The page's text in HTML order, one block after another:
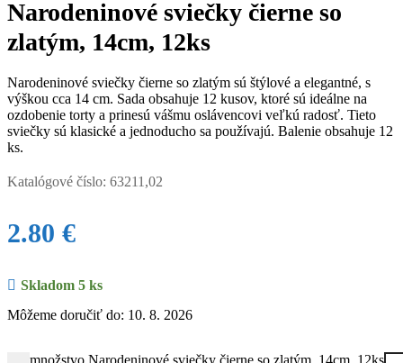
Narodeninové sviečky čierne so
zlatým, 14cm, 12ks
Narodeninové sviečky čierne so zlatým sú štýlové a elegantné, s
výškou cca 14 cm. Sada obsahuje 12 kusov, ktoré sú ideálne na
ozdobenie torty a prinesú vášmu oslávencovi veľkú radosť. Tieto
sviečky sú klasické a jednoducho sa používajú. Balenie obsahuje 12
ks.
Katalógové číslo: 63211,02
2.80 €
Skladom 5 ks
Môžeme doručiť do: 10. 8. 2026
množstvo Narodeninové sviečky čierne so zlatým, 14cm, 12ks